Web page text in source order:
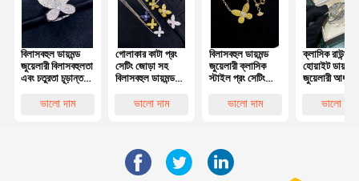
বিলাসবহুল ডায়মন্ড
জুয়েলারী বিলাসবহুলতা
এবং চতুরতা চূড়ান্ত
ভালো দাম
গোলাকার কাটা প্রং
সেটিং জোড়া সহ
বিলাসবহুল ডায়মন্ড
ভালো দাম
বিলাসবহুল ডায়মন্ড
জুয়েলারী ক্লাসিক
স্টাইল প্রং সেটিং
ডায়মন্ড নেকলেস
ভালো দাম
ক্লাসিক রাউন্ড
হোয়াইট ডায়মন্ড
জুয়েলারী আধুনিক
ভালো দাম